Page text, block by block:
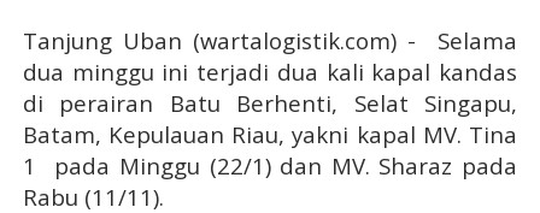
Tanjung Uban (wartalogistik.com) - Selama
dua minggu ini terjadi dua kali kapal kandas
di perairan Batu Berhenti, Selat Singapu,
Batam, Kepulauan Riau, yakni kapal MV. Tina
1
pada Minggu (22/1) dan MV. Sharaz pada
Rabu (11/11).